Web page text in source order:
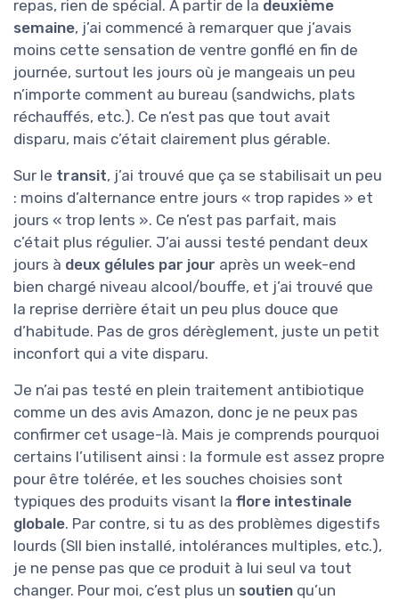
repas, rien de spécial. À partir de la deuxième
semaine, j’ai commencé à remarquer que j’avais
moins cette sensation de ventre gonflé en fin de
journée, surtout les jours où je mangeais un peu
n’importe comment au bureau (sandwichs, plats
réchauffés, etc.). Ce n’est pas que tout avait
disparu, mais c’était clairement plus gérable.
Sur le transit, j’ai trouvé que ça se stabilisait un peu
: moins d’alternance entre jours « trop rapides » et
jours « trop lents ». Ce n’est pas parfait, mais
c’était plus régulier. J’ai aussi testé pendant deux
jours à deux gélules par jour après un week-end
bien chargé niveau alcool/bouffe, et j’ai trouvé que
la reprise derrière était un peu plus douce que
d’habitude. Pas de gros dérèglement, juste un petit
inconfort qui a vite disparu.
Je n’ai pas testé en plein traitement antibiotique
comme un des avis Amazon, donc je ne peux pas
confirmer cet usage-là. Mais je comprends pourquoi
certains l’utilisent ainsi : la formule est assez propre
pour être tolérée, et les souches choisies sont
typiques des produits visant la flore intestinale
globale. Par contre, si tu as des problèmes digestifs
lourds (SII bien installé, intolérances multiples, etc.),
je ne pense pas que ce produit à lui seul va tout
changer. Pour moi, c’est plus un soutien qu’un